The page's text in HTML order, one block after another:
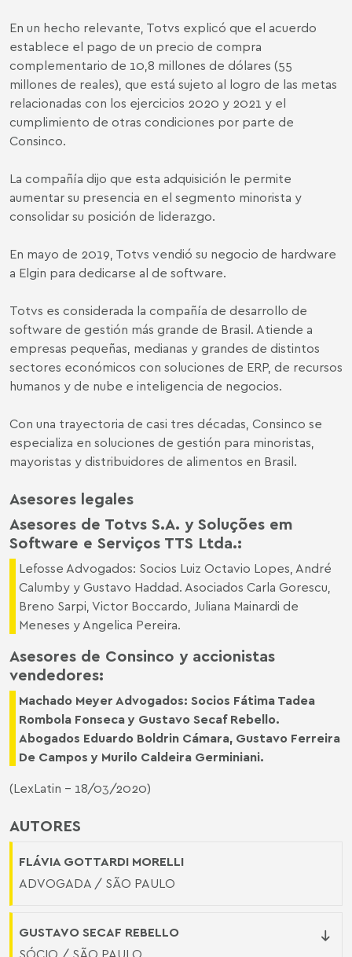
AUTORES
FLÁVIA GOTTARDI MORELLI
ADVOGADA / SÃO PAULO
GUSTAVO SECAF REBELLO
SÓCIO / SÃO PAULO
En un hecho relevante, Totvs explicó que el acuerdo
establece el pago de un precio de compra
complementario de 10,8 millones de dólares (55
millones de reales), que está sujeto al logro de las metas
relacionadas con los ejercicios 2020 y 2021 y el
cumplimiento de otras condiciones por parte de
Consinco.
La compañía dijo que esta adquisición le permite
aumentar su presencia en el segmento minorista y
consolidar su posición de liderazgo.
En mayo de 2019, Totvs vendió su negocio de hardware
a Elgin para dedicarse al de software.
Totvs es considerada la compañía de desarrollo de
software de gestión más grande de Brasil. Atiende a
empresas pequeñas, medianas y grandes de distintos
sectores económicos con soluciones de ERP, de recursos
humanos y de nube e inteligencia de negocios.
Con una trayectoria de casi tres décadas, Consinco se
especializa en soluciones de gestión para minoristas,
mayoristas y distribuidores de alimentos en Brasil.
Asesores legales
Asesores de Totvs S.A. y Soluções em
Software e Serviços TTS Ltda.:
Lefosse Advogados: Socios Luiz Octavio Lopes, André
Calumby y Gustavo Haddad. Asociados Carla Gorescu,
Breno Sarpi, Victor Boccardo, Juliana Mainardi de
Meneses y Angelica Pereira.
Asesores de Consinco y accionistas
vendedores:
Machado Meyer Advogados: Socios Fátima Tadea
Rombola Fonseca y Gustavo Secaf Rebello.
Abogados Eduardo Boldrin Cámara, Gustavo Ferreira
De Campos y Murilo Caldeira Germiniani.
(LexLatin - 18/03/2020)